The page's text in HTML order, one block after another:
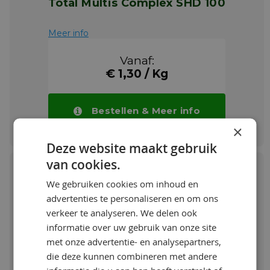
Total Multis Complex SHD 100
Meer info
Vanaf:
€ 1,30 / Kg
Bestellen & Meer info
Total Multis Complex SHD 460 17 Kg
Meer info
€ 13,86 / Kg
×
Deze website maakt gebruik
van cookies.
We gebruiken cookies om inhoud en
advertenties te personaliseren en om ons
verkeer te analyseren. We delen ook
informatie over uw gebruik van onze site
met onze advertentie- en analysepartners,
die deze kunnen combineren met andere